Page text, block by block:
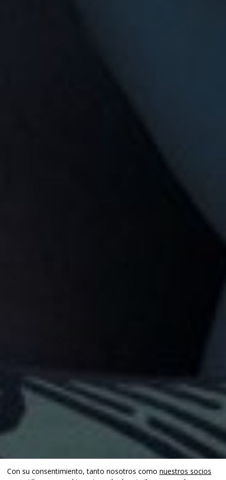
Con su consentimiento, tanto nosotros como nuestros socios